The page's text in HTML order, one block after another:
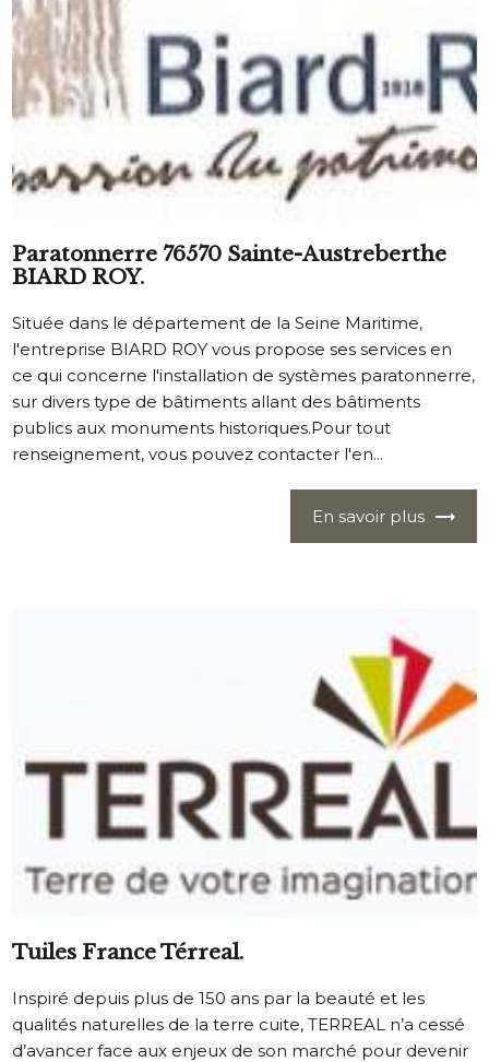
Paratonnerre 76570 Sainte-Austreberthe
BIARD ROY.
Située dans le département de la Seine Maritime,
l'entreprise BIARD ROY vous propose ses services en
ce qui concerne l'installation de systèmes paratonnerre,
sur divers type de bâtiments allant des bâtiments
publics aux monuments historiques.Pour tout
renseignement, vous pouvez contacter l'en...
En savoir plus
Tuiles France Térreal.
Inspiré depuis plus de 150 ans par la beauté et les
qualités naturelles de la terre cuite, TERREAL n’a cessé
d’avancer face aux enjeux de son marché pour devenir